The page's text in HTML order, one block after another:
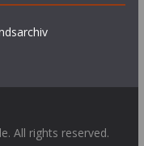
All rights reserved.